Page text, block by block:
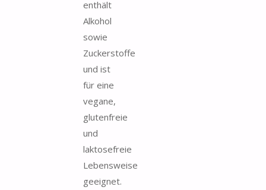
enthält
Alkohol
sowie
Zuckerstoffe
und ist
für eine
vegane,
glutenfreie
und
laktosefreie
Lebensweise
geeignet.